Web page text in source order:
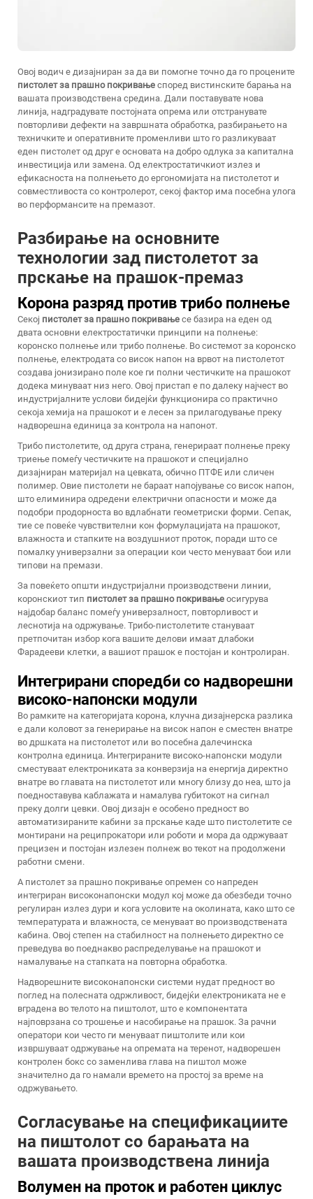
Овој водич е дизајниран за да ви помогне точно да го процените
пистолет за прашно покривање според вистинските барања на
вашата производствена средина. Дали поставувате нова
линија, надградувате постојната опрема или отстранувате
повторливи дефекти на завршната обработка, разбирањето на
техничките и оперативните променливи што го разликуваат
еден пистолет од друг е основата на добро одлука за капитална
инвестиција или замена. Од електростатичкиот излез и
ефикасноста на полнењето до ергономијата на пистолетот и
совместливоста со контролерот, секој фактор има посебна улога
во перформансите на премазот.
Разбирање на основните
технологии зад пистолетот за
прскање на прашок-премаз
Корона разряд против трибо полнење
Секој пистолет за прашно покривање се базира на еден од
двата основни електростатички принципи на полнење:
коронско полнење или трибо полнење. Во системот за коронско
полнење, електродата со висок напон на врвот на пистолетот
создава јонизирано поле кое ги полни честичките на прашокот
додека минуваат низ него. Овој пристап е по далеку најчест во
индустријалните услови бидејќи функционира со практично
секоја хемија на прашокот и е лесен за прилагодување преку
надворешна единица за контрола на напонот.
Трибо пистолетите, од друга страна, генерираат полнење преку
триење помеѓу честичките на прашокот и специјално
дизајниран материјал на цевката, обично ПТФЕ или сличен
полимер. Овие пистолети не бараат напојување со висок напон,
што елиминира одредени електрични опасности и може да
подобри продорноста во вдлабнати геометриски форми. Сепак,
тие се повеќе чувствителни кон формулацијата на прашокот,
влажноста и стапките на воздушниот проток, поради што се
помалку универзални за операции кои често менуваат бои или
типови на премази.
За повеќето општи индустријални производствени линии,
коронскиот тип пистолет за прашно покривање осигурува
најдобар баланс помеѓу универзалност, повторливост и
леснотија на одржување. Трибо-пистолетите стануваат
претпочитан избор кога вашите делови имаат длабоки
Фарадееви клетки, а вашиот прашок е постојан и контролиран.
Интегрирани споредби со надворешни
високо-напонски модули
Во рамките на категоријата корона, клучна дизајнерска разлика
е дали коловот за генерирање на висок напон е сместен внатре
во дршката на пистолетот или во посебна далечинска
контролна единица. Интегрираните високо-напонски модули
сместуваат електрониката за конверзија на енергија директно
внатре во главата на пистолетот или многу близу до неа, што ја
поедноставува каблажата и намалува губитокот на сигнал
преку долги цевки. Овој дизајн е особено предност во
автоматизираните кабини за прскање каде што пистолетите се
монтирани на реципрокатори или роботи и мора да одржуваат
прецизен и постојан излезен полнеж во текот на продолжени
работни смени.
А пистолет за прашно покривање опремен со напреден
интегриран високонапонски модул кој може да обезбеди точно
регулиран излез дури и кога условите на околината, како што се
температурата и влажноста, се менуваат во производствената
кабина. Овој степен на стабилност на полнењето директно се
преведува во поеднакво распределување на прашокот и
намалување на стапката на повторна обработка.
Надворешните високонапонски системи нудат предност во
поглед на полесната одржливост, бидејќи електрониката не е
вградена во телото на пиштолот, што е компонентата
најповрзана со трошење и насобирање на прашок. За рачни
оператори кои често ги менуваат пиштолите или кои
извршуваат одржување на опремата на теренот, надворешен
контролен бокс со заменлива глава на пиштол може
значително да го намали времето на простој за време на
одржувањето.
Согласување на спецификациите
на пиштолот со барањата на
вашата производствена линија
Волумен на проток и работен циклус